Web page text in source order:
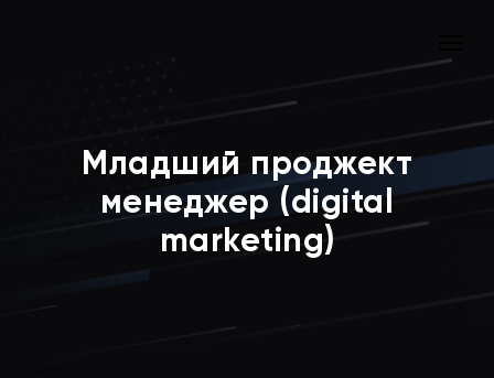
Младший проджект
менеджер (digital
marketing)